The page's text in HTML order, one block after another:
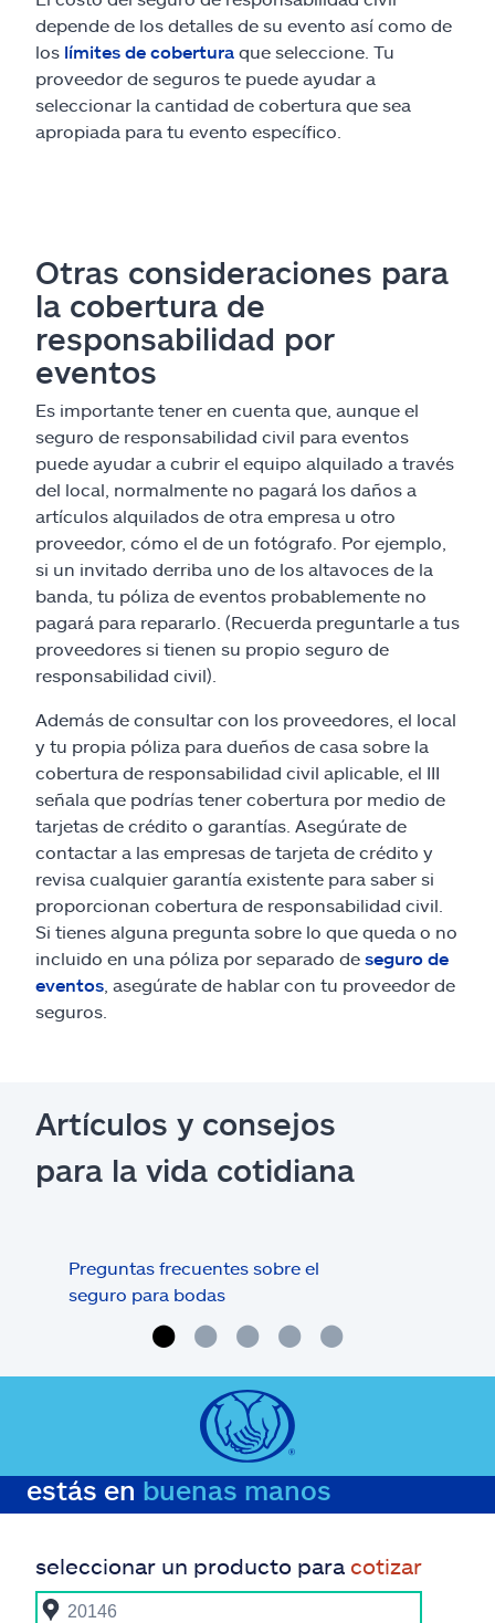
depende de los detalles de su evento así como de
los límites de cobertura que seleccione. Tu
proveedor de seguros te puede ayudar a
seleccionar la cantidad de cobertura que sea
apropiada para tu evento específico.
Otras consideraciones para
la cobertura de
responsabilidad por
eventos
Es importante tener en cuenta que, aunque el
seguro de responsabilidad civil para eventos
puede ayudar a cubrir el equipo alquilado a través
del local, normalmente no pagará los daños a
artículos alquilados de otra empresa u otro
proveedor, cómo el de un fotógrafo. Por ejemplo,
si un invitado derriba uno de los altavoces de la
banda, tu póliza de eventos probablemente no
pagará para repararlo. (Recuerda preguntarle a tus
proveedores si tienen su propio seguro de
responsabilidad civil).
Además de consultar con los proveedores, el local
y tu propia póliza para dueños de casa sobre la
cobertura de responsabilidad civil aplicable, el III
señala que podrías tener cobertura por medio de
tarjetas de crédito o garantías. Asegúrate de
contactar a las empresas de tarjeta de crédito y
revisa cualquier garantía existente para saber si
proporcionan cobertura de responsabilidad civil.
Si tienes alguna pregunta sobre lo que queda o no
incluido en una póliza por separado de seguro de
eventos , asegúrate de hablar con tu proveedor de
seguros.
Artículos y consejos
para la vida cotidiana
Preguntas frecuentes sobre el
seguro para bodas
estás en buenas manos
seleccionar un producto para cotizar